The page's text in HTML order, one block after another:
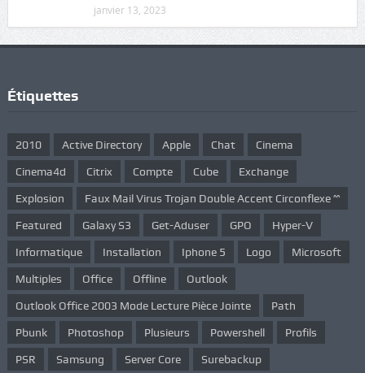
janvier 13, 2023
Étiquettes
2010 Active Directory Apple Chat Cinema
Cinema4d Citrix Compte Cube Exchange
Explosion Faux Mail Virus Trojan Double Accent Circonflexe ^^
Featured Galaxy S3 Get-Aduser GPO Hyper-V
Informatique Installation Iphone 5 Logo Microsoft
Multiples Office Offline Outlook
Outlook Office 2003 Mode Lecture Pièce Jointe Path
Pbunk Photoshop Plusieurs Powershell Profils
PSR Samsung Server Core Surebackup